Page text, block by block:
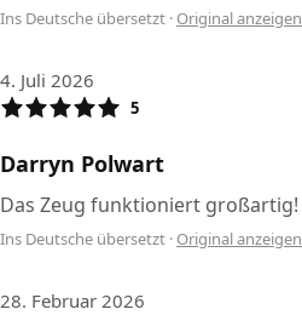
Ins Deutsche übersetzt · Original anzeigen
4. Juli 2026
5
Darryn Polwart
Das Zeug funktioniert großartig!
Ins Deutsche übersetzt · Original anzeigen
28. Februar 2026